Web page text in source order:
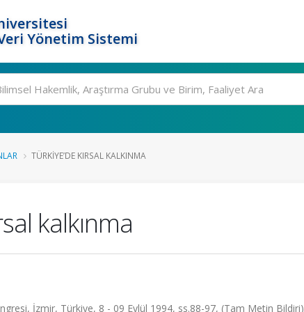
Yönetim Sistemi
TÜRKIYE’DE KIRSAL KALKINMA
kalkınma
İzmir, Türkiye, 8 - 09 Eylül 1994, ss.88-97, (Tam Metin Bildiri)